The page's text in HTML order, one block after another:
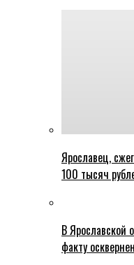
Ярославец,
100 тысяч
В Ярославской
факту